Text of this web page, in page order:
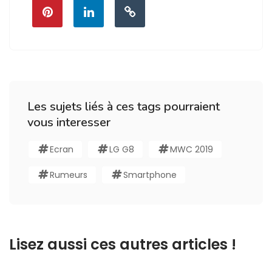
Les sujets liés à ces tags pourraient
vous interesser
Ecran LG G8 MWC 2019
Rumeurs Smartphone
Lisez aussi ces autres articles !